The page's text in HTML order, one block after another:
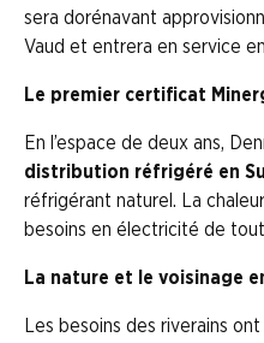
sera dorénavant
Vaud et entrera en service
Le premier certificat
En l’espace de deux ans,
distribution réfrigéré en
réfrigérant naturel. La
besoins en électricité de
La nature et le voisinage
Les besoins des riverains